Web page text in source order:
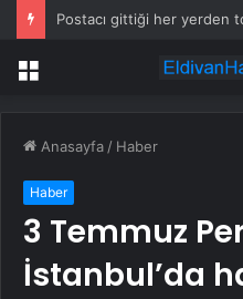
Menü
Anasayfa / Haber
Haber
3 Temmuz
İstanbul’da